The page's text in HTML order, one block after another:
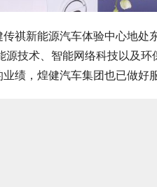
祺新能源汽车体验中心地处
技术、智能网络科技以及
绩，煌健汽车集团也已做好